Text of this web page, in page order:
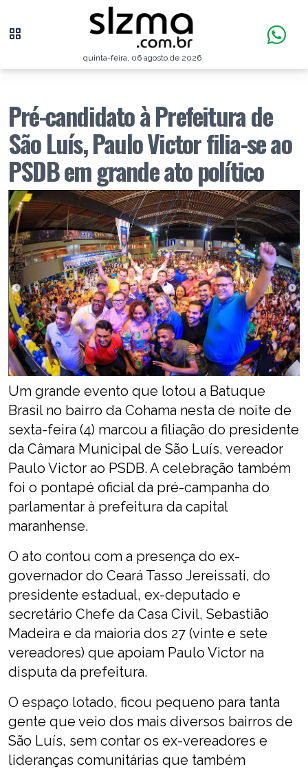
quinta-feira, 06 agosto de 2026
Pré-candidato à Prefeitura de
São Luís, Paulo Victor filia-se ao
PSDB em grande ato político
Um grande evento que lotou a Batuque
Brasil no bairro da Cohama nesta de noite de
sexta-feira (4) marcou a filiação do presidente
da Câmara Municipal de São Luís, vereador
Paulo Victor ao PSDB. A celebração também
foi o pontapé oficial da pré-campanha do
parlamentar à prefeitura da capital
maranhense.
O ato contou com a presença do ex-
governador do Ceará Tasso Jereissati, do
presidente estadual, ex-deputado e
secretário Chefe da Casa Civil, Sebastião
Madeira e da maioria dos 27 (vinte e sete
vereadores) que apoiam Paulo Victor na
disputa da prefeitura.
O espaço lotado, ficou pequeno para tanta
gente que veio dos mais diversos bairros de
São Luís, sem contar os ex-vereadores e
lideranças comunitárias que também